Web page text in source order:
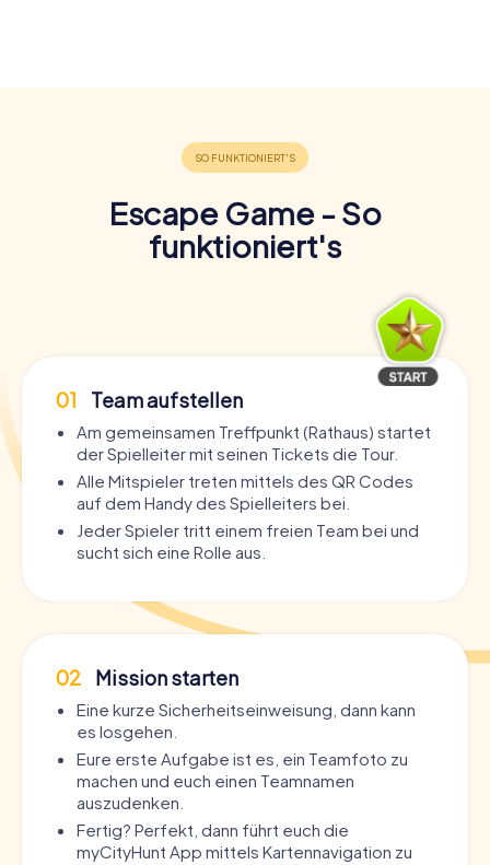
Escape Game - So
funktioniert's
01 Team aufstellen
Am gemeinsamen Treffpunkt (Rathaus) startet
der Spielleiter mit seinen Tickets die Tour.
Alle Mitspieler treten mittels des QR Codes
auf dem Handy des Spielleiters bei.
Jeder Spieler tritt einem freien Team bei und
sucht sich eine Rolle aus.
02 Mission starten
Eine kurze Sicherheitseinweisung, dann kann
es losgehen.
Eure erste Aufgabe ist es, ein Teamfoto zu
machen und euch einen Teamnamen
auszudenken.
Fertig? Perfekt, dann führt euch die
myCityHunt App mittels Kartennavigation zu